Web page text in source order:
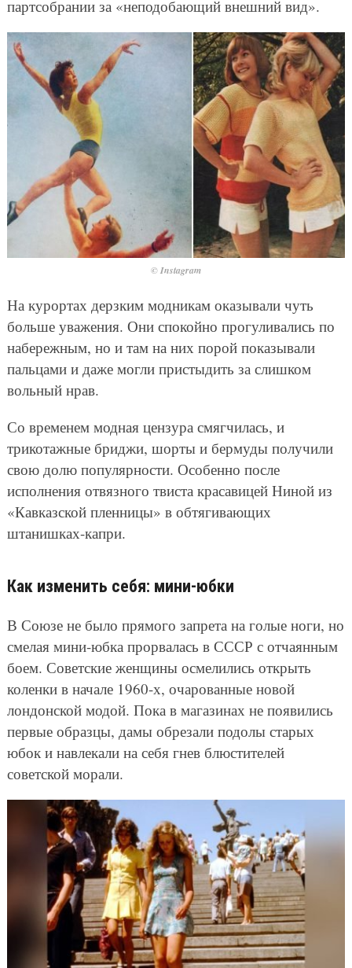
партсобрании за «неподобающий внешний вид».
© Instagram
На курортах дерзким модникам оказывали чуть
больше уважения. Они спокойно прогуливались по
набережным, но и там на них порой показывали
пальцами и даже могли пристыдить за слишком
вольный нрав.
Со временем модная цензура смягчилась, и
трикотажные бриджи, шорты и бермуды получили
свою долю популярности. Особенно после
исполнения отвязного твиста красавицей Ниной из
«Кавказской пленницы» в обтягивающих
штанишках-капри.
Как изменить себя: мини-юбки
В Союзе не было прямого запрета на голые ноги, но
смелая мини-юбка прорвалась в СССР с отчаянным
боем. Советские женщины осмелились открыть
коленки в начале 1960-х, очарованные новой
лондонской модой. Пока в магазинах не появились
первые образцы, дамы обрезали подолы старых
юбок и навлекали на себя гнев блюстителей
советской морали.